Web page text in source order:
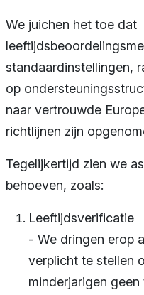
We juichen het toe dat
standaardinstellingen,
op
naar vertrouwde
richtlijnen zijn
Tegelijkertijd zien we
behoeven, zoals:
Leeftijdsverificatie
- We dringen erop
verplicht te stellen
minderjarigen